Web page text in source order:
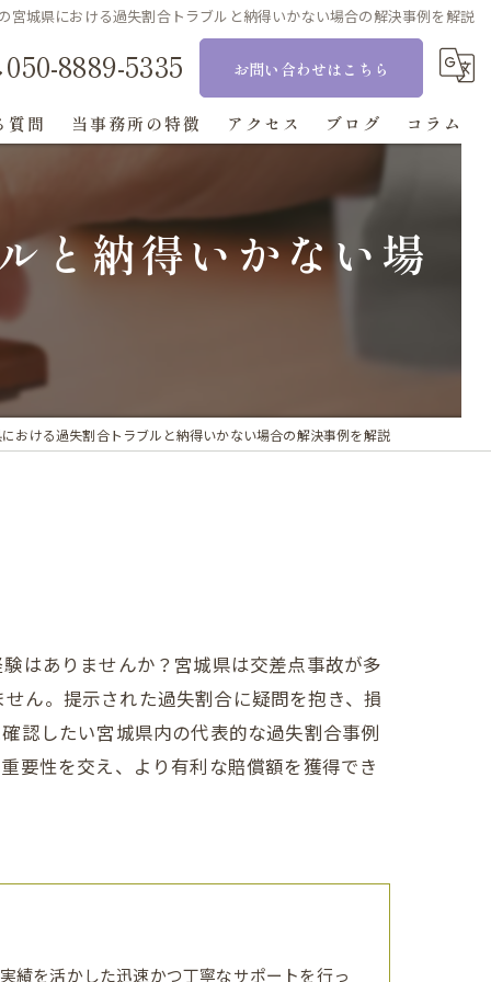
宮城県における過失割合トラブルと納得いかない場合の解決事例を解説
050-8889-5335 お問い合わせはこちら
質問 当事務所の特徴
刑事事件
アクセス ブログ コラム
と納得いかない場
おける過失割合トラブルと納得いかない場合の解決事例を解説
はありませんか？宮城県は交差点事故が多
ん。提示された過失割合に疑問を抱き、損
認したい宮城県内の代表的な過失割合事例
要性を交え、より有利な賠償額を獲得でき
績を活かした迅速かつ丁寧なサポートを行っ